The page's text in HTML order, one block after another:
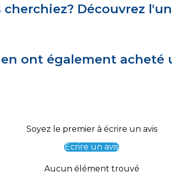
cherchiez? Découvrez
ont également acheté
Soyez le premier à écrire un avis
Écrire un avis
Aucun élément trouvé